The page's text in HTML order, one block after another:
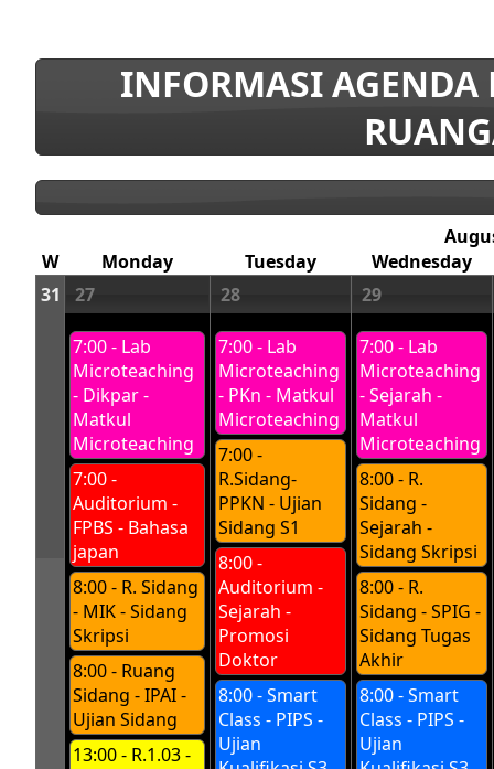
INFORMASI
W
Monday Tuesday
Wednesday
31
27
7:00 - Lab
Microteaching
- Dikpar -
Matkul
Microteaching
7:00 -
Auditorium -
FPBS - Bahasa
japan
8:00 - R. Sidang
- MIK - Sidang
Skripsi
8:00 - Ruang
Sidang - IPAI -
Ujian Sidang
13:00 - R.1.03 -
28
7:00 - Lab
Microteaching
- PKn - Matkul
Microteaching
7:00 -
R.Sidang-
PPKN - Ujian
Sidang S1
8:00 -
Auditorium -
Sejarah -
Promosi
Doktor
8:00 - Smart
Class - PIPS -
Ujian
29
7:00 - Lab
Microteaching
- Sejarah -
Matkul
Microteaching
8:00 - R.
Sidang -
Sejarah -
Sidang Skripsi
8:00 - R.
Sidang - SPIG -
Sidang Tugas
Akhir
8:00 - Smart
Class - PIPS -
Ujian